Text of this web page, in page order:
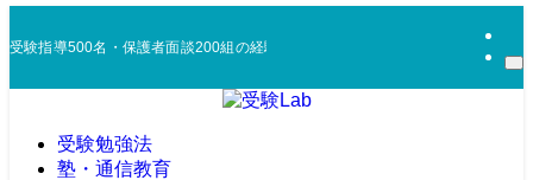
受験指導500名・保護者面談200組の経験から、合宿免許・浪人戦略・模試活
受験勉強法
塾・通信教育